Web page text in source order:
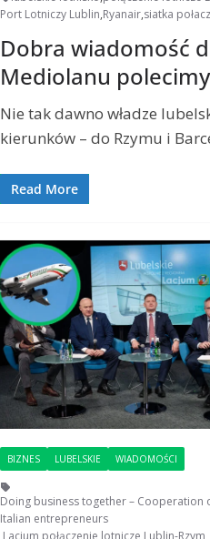
Port Lotniczy Lublin,Ryanair,siatka
Dobra wiadomość
Mediolanu
Nie tak dawno władze
kierunków – do Rzymu i
Read More
BIZNES LUBELSKIE WIADOMOŚCI
Doing business together – Cooperation
Italian entrepreneurs